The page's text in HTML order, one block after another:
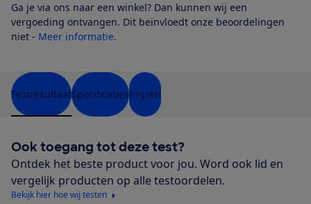
Ga je via ons naar een winkel? Dan kunnen wij een
vergoeding ontvangen. Dit beïnvloedt onze beoordelingen
niet - Meer informatie.
TestresultaatSpecificatiesPrijzen
Ook toegang tot deze test?
Ontdek het beste product voor jou. Word ook lid en
vergelijk producten op alle testoordelen.
Bekijk hier hoe wij testen